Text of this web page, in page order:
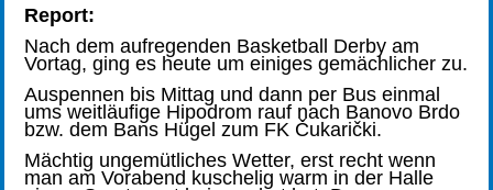
Report:
Nach dem aufregenden Basketball Derby am
Vortag, ging es heute um einiges gemächlicher zu.
Auspennen bis Mittag und dann per Bus einmal
ums weitläufige Hipodrom rauf nach Banovo Brdo
bzw. dem Bans Hügel zum FK Čukarički.
Mächtig ungemütliches Wetter, erst recht wenn
man am Vorabend kuschelig warm in der Halle